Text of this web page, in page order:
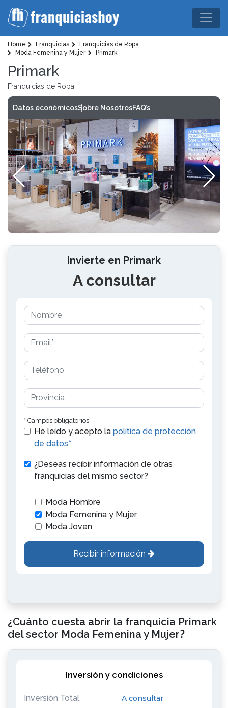
Home Franquicias
Franquicias de Ropa
Moda Femenina y Mujer
Primark
Primark
Franquicias de Ropa
Datos económicosSobre NosotrosFAQ’s
Invierte en Primark
A consultar
* Campos obligatorios
He leído y acepto la política de protección
de datos*
¿Deseas recibir información de otras
franquicias del mismo sector?
Moda Hombre
Moda Femenina y Mujer
Moda Joven
Recibir información
¿Cuánto cuesta abrir la franquicia Primark
del sector Moda Femenina y Mujer?
Inversión y condiciones
Inversión Total A consultar